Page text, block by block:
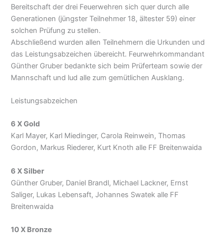
Bereitschaft der drei Feuerwehren sich quer durch alle
Generationen (jüngster Teilnehmer 18, ältester 59) einer
solchen Prüfung zu stellen.
Abschließend wurden allen Teilnehmern die Urkunden und
das Leistungsabzeichen übereicht. Feurwehrkommandant
Günther Gruber bedankte sich beim Prüferteam sowie der
Mannschaft und lud alle zum gemütlichen Ausklang.
Leistungsabzeichen
6 X Gold
Karl Mayer, Karl Miedinger, Carola Reinwein, Thomas
Gordon, Markus Riederer, Kurt Knoth alle FF Breitenwaida
6 X Silber
Günther Gruber, Daniel Brandl, Michael Lackner, Ernst
Saliger, Lukas Lebensaft, Johannes Swatek alle FF
Breitenwaida
10 X Bronze